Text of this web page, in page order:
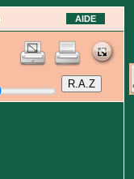
AIDE